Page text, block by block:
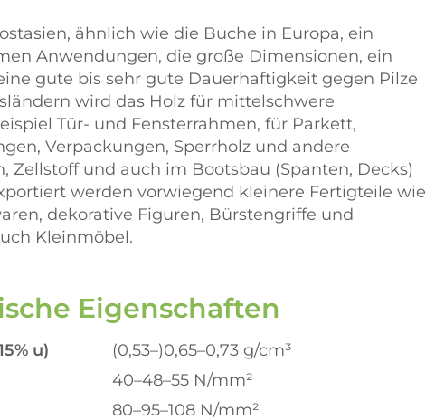
ähnlich wie die Buche in Europa, ein
Anwendungen, die große Dimensionen, ein
gute bis sehr gute Dauerhaftigkeit gegen Pilze
wird das Holz für mittelschwere
Tür- und Fensterrahmen, für Parkett,
Verpackungen, Sperrholz und andere
Zellstoff und auch im Bootsbau (Spanten, Decks)
werden vorwiegend kleinere Fertigteile wie
dekorative Figuren, Bürstengriffe und
Kleinmöbel.
Eigenschaften
u)
(0,53–)0,65–0,73 g/cm³
40–48–55 N/mm²
80–95–108 N/mm²